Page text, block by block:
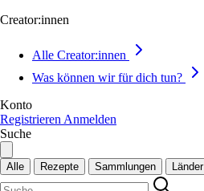
Creator:innen
Alle Creator:innen
Was können wir für dich tun?
Konto
Registrieren Anmelden
Suche
Alle Rezepte Sammlungen Länder